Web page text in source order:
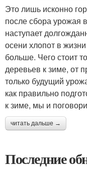
Это лишь исконно
после сбора урожая
наступает
осени хлопот в
больше. Чего стоит
деревьев к зиме, от
только будущий
как правильно
к зиме, мы и
читать дальше →
Последние